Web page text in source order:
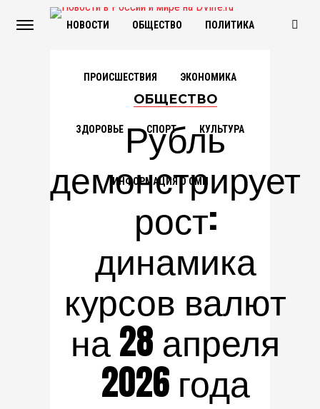
НОВОСТИ ОБЩЕСТВО ПОЛИТИКА
ПРОИСШЕСТВИЯ ЭКОНОМИКА
ЗДОРОВЬЕ СПОРТ КУЛЬТУРА
ИНФОРМАЦИЯ О СМИ
ОБЩЕСТВО
Рубль
демонстрирует
рост:
динамика
курсов валют
на 28 апреля
2026 года